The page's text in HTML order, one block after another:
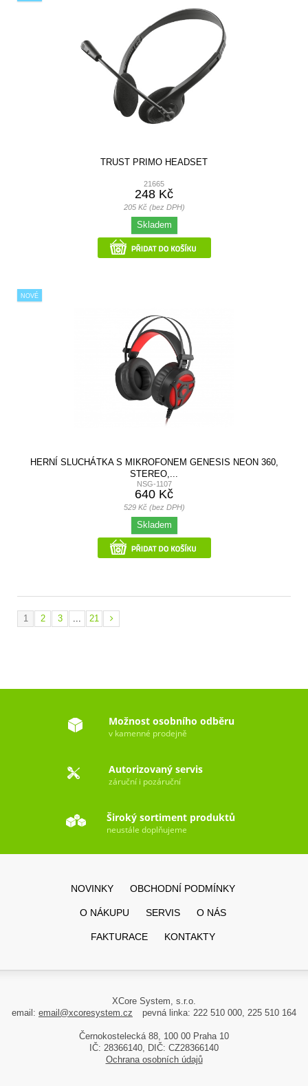
TRUST PRIMO HEADSET
21665
248 Kč
205 Kč (bez DPH)
Skladem
NOVÉ
HERNÍ SLUCHÁTKA S MIKROFONEM GENESIS NEON 360,
STEREO,...
NSG-1107
640 Kč
529 Kč (bez DPH)
Skladem
1 2 3 ... 21
Možnost osobního odběru
v kamenné prodejně
Autorizovaný servis
záruční i pozáruční
Široký sortiment produktů
neustále doplňujeme
NOVINKY OBCHODNÍ PODMÍNKY
O NÁKUPU SERVIS O NÁS
FAKTURACE KONTAKTY
XCore System, s.r.o.
email: email@xcoresystem.cz pevná linka: 222 510 000, 225 510 164
Černokostelecká 88, 100 00 Praha 10
IČ: 28366140, DIČ: CZ28366140
Ochrana osobních údajů